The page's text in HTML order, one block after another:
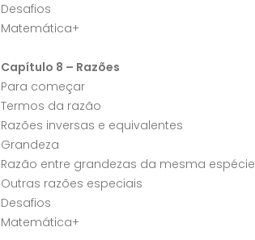
Desafios
Matemática+
Capítulo 8 – Razões
Para começar
Termos da razão
Razões inversas e equivalentes
Grandeza
Razão entre grandezas da mesma espécie
Outras razões especiais
Desafios
Matemática+